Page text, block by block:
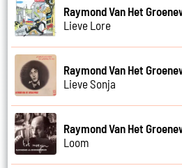
Raymond Van Het
Lieve Lore
Raymond Van Het
Lieve Sonja
Raymond Van Het
Loom